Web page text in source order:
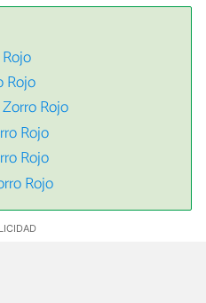
Rojo
Rojo
Rojo
Rojo
Rojo